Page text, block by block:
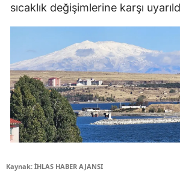
sıcaklık değişimlerine karşı
Kaynak: İHLAS HABER AJANSI